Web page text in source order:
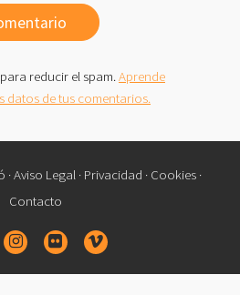
reducir el spam.Aprende
datos de tus comentarios.
·Aviso Legal· Privacidad · Cookies·
Contacto